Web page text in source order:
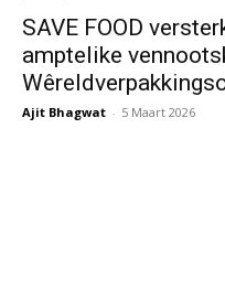
SAVE FOOD
amptelike
Ajit Bhagwat - 5 Maart 2026